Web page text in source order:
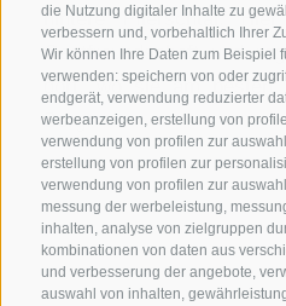
die Nutzung digitaler Inhalte zu
verbessern und, vorbehaltlich Ihrer
Wir können Ihre Daten zum Beispiel
verwenden: speichern von oder
endgerät, verwendung reduzierter
werbeanzeigen, erstellung von
verwendung von profilen zur
erstellung von profilen zur
verwendung von profilen zur
messung der werbeleistung,
inhalten, analyse von zielgruppen
kombinationen von daten aus
und verbesserung der angebote,
auswahl von inhalten,
hintere Pflerschtal.
Gastfreundschaft und
dort, wo sie am besten
Berg.